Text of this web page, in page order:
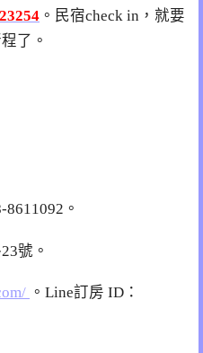
。民宿check in，就要
了。
。
號。
。Line訂房 ID：